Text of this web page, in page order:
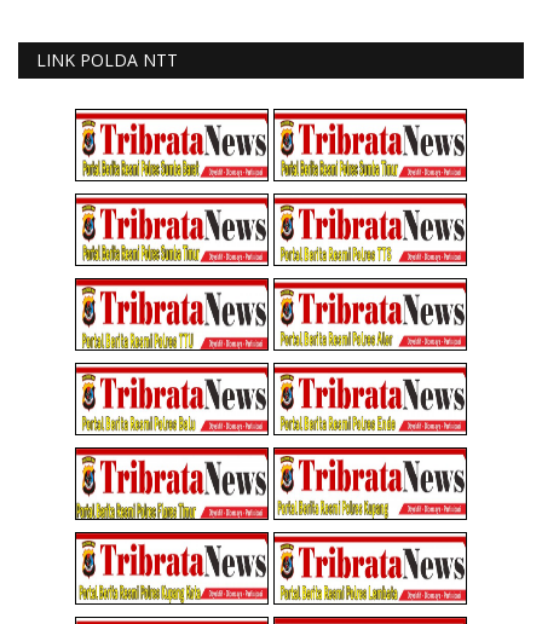
LINK POLDA NTT